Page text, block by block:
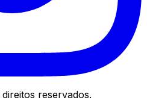
reservados.